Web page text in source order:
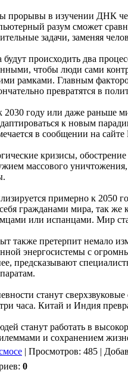
прорывы в изучении ДНК
разум сможет
задачи, заменяя
будут происходить два
чтобы люди сами
рамками. Главным
превратятся в
2030 году или даже раньше
к новым
в сообщении на сайте
кризисы,
массового
примерно к 2050
гражданами мира, так
или испанцами. Мир
также претерпит немало
энергосистемы с
предсказывают
станут
часа. Китай и Индия
станут работать в
и сохранением
| Просмотров: 485 |
: 0